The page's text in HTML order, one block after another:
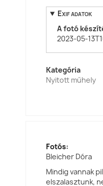
Exif adatok
A fotó
2023-05-
Kategória
Nyitott műhely
Fotós:
Bleicher Dóra
Mindig vannak
elszalasztunk,